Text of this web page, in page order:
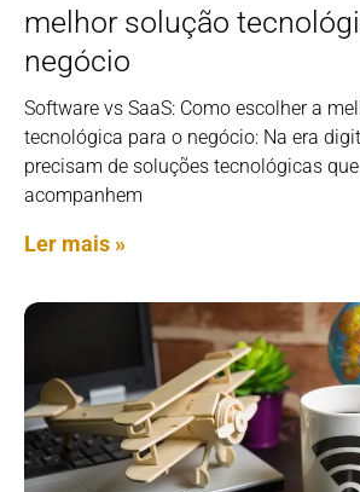
melhor solução
negócio
Software vs SaaS: Como escolher a
tecnológica para o negócio: Na era
precisam de soluções tecnológicas
acompanhem
Ler mais »